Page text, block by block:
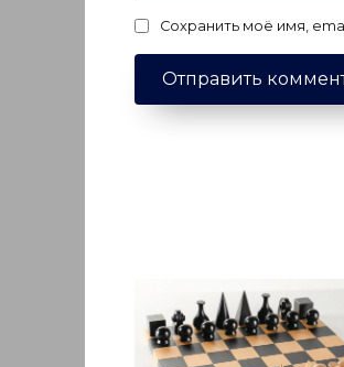
Сохранить моё имя,